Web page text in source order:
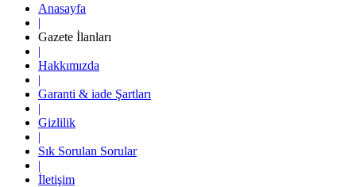
Anasayfa
|
Gazete İlanları
|
Hakkımızda
|
Garanti & iade Şartları
|
Gizlilik
|
Sık Sorulan Sorular
|
İletişim